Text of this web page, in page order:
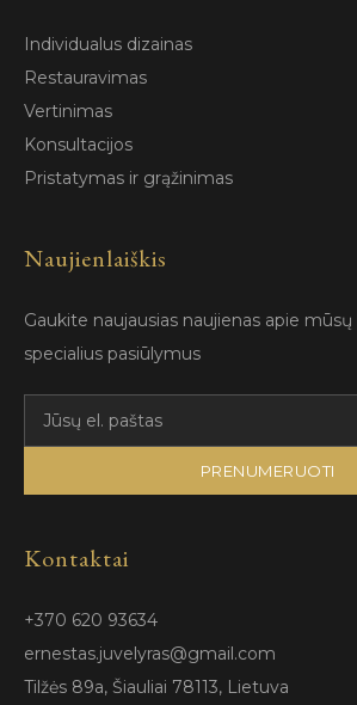
Individualus dizainas
Restauravimas
Vertinimas
Konsultacijos
Pristatymas ir grąžinimas
Naujienlaiškis
Gaukite naujausias naujienas apie mūsų
specialius pasiūlymus
PRENUMERUOTI
Kontaktai
+370 620 93634
ernestas.juvelyras@gmail.com
Tilžės 89a, Šiauliai 78113, Lietuva